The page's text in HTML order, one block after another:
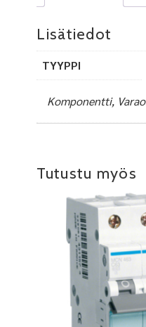
Lisätiedot
TYYPPI
Komponentti,
Tutustu myös